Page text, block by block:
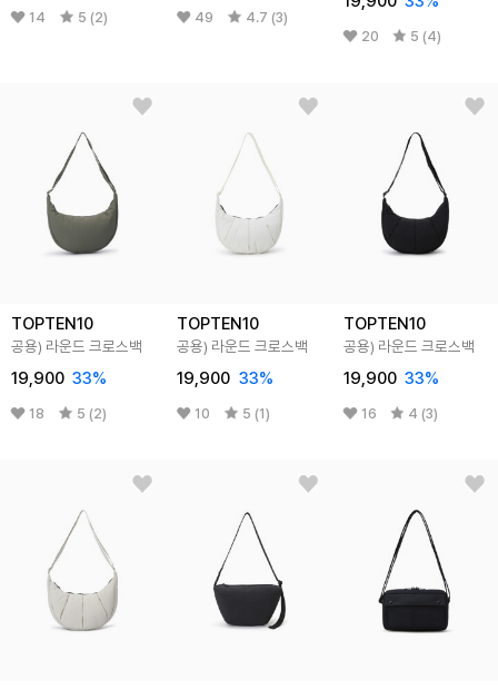
14 5 (2) 49 4.7 (3)
20 5 (4)
TOPTEN10
공용) 라운드 크로스백
19,900 33%
18 5 (2)
TOPTEN10
공용) 라운드 크로스백
19,900 33%
10 5 (1)
TOPTEN10
공용) 라운드 크로스백
19,900 33%
16 4 (3)